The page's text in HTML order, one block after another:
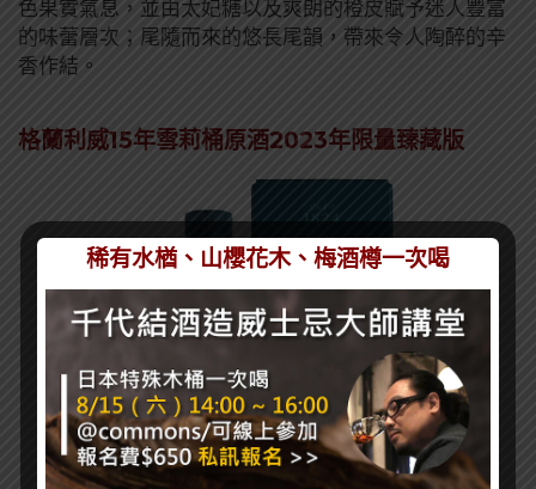
色果實氣息，並由太妃糖以及爽朗的橙皮賦予迷人豐富
的味蕾層次；尾隨而來的悠長尾韻，帶來令人陶醉的辛
香作結。
格蘭利威15年雪莉桶原酒2023年限量臻藏版
稀有水楢、山櫻花木、梅酒樽一次喝